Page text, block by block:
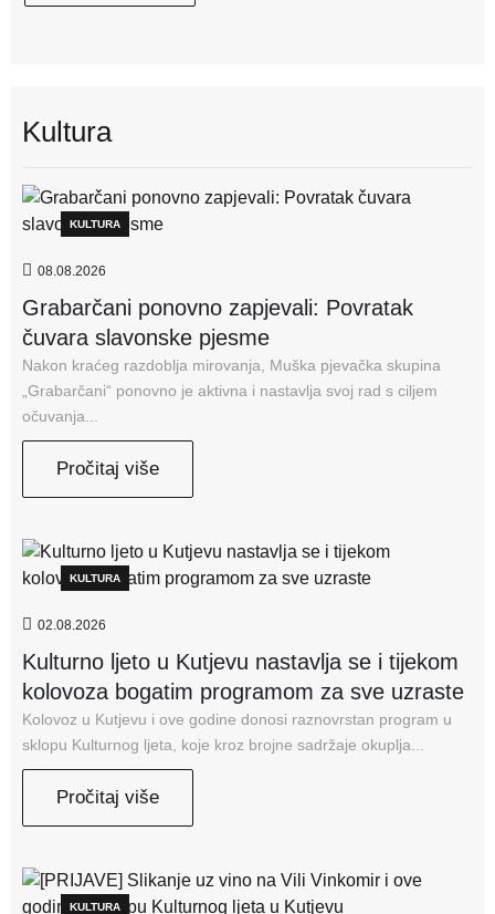
Kultura
KULTURA
08.08.2026
Grabarčani ponovno zapjevali: Povratak
čuvara slavonske pjesme
Nakon kraćeg razdoblja mirovanja, Muška pjevačka skupina
„Grabarčani“ ponovno je aktivna i nastavlja svoj rad s ciljem
očuvanja...
Pročitaj više
KULTURA
02.08.2026
Kulturno ljeto u Kutjevu nastavlja se i tijekom
kolovoza bogatim programom za sve uzraste
Kolovoz u Kutjevu i ove godine donosi raznovrstan program u
sklopu Kulturnog ljeta, koje kroz brojne sadržaje okuplja...
Pročitaj više
KULTURA